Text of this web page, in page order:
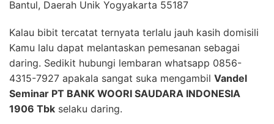
Bantul, Daerah Unik Yogyakarta 55187
Kalau bibit tercatat ternyata terlalu jauh kasih domisili
Kamu lalu dapat melantaskan pemesanan sebagai
daring. Sedikit hubungi lembaran whatsapp 0856-
4315-7927 apakala sangat suka mengambil Vandel
Seminar PT BANK WOORI SAUDARA INDONESIA
1906 Tbk selaku daring.